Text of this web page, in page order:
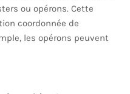
ou opérons. Cette
coordonnée de
les opérons peuvent